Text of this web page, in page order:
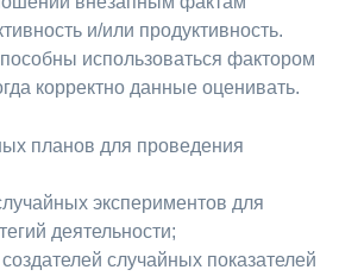
и/или продуктивность.
использоваться фактором
корректно данные оценивать.
планов для проведения
экспериментов для
деятельности;
случайных показателей